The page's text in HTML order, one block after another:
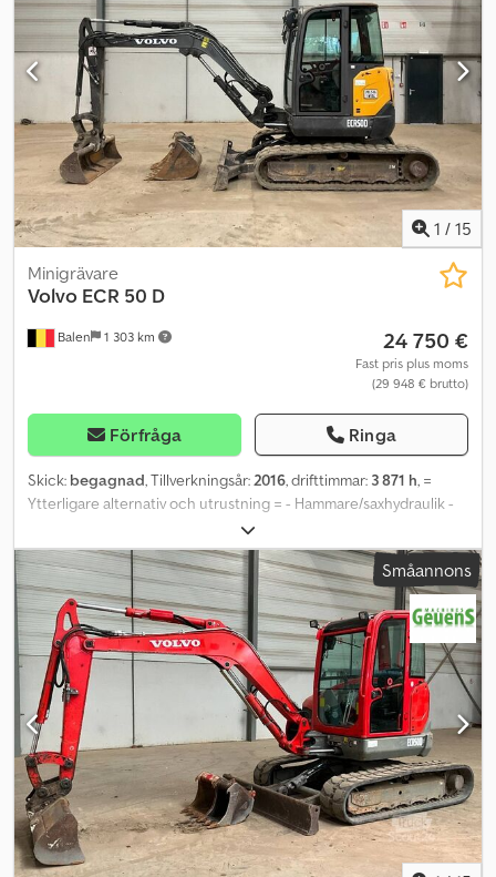
1 / 15
Balen 1 303 km
Minigrävare
Volvo ECR 50 D
24 750 €
Fast pris plus moms
(29 948 € brutto)
Förfråga Ringa
Skick: begagnad, Tillverkningsår:2016, drifttimmar: 3 871 h, =
Ytterligare alternativ och utrustning = - Hammare/saxhydraulik -
Planeringsskopa - Snabbfäste Cjdpfx Aowf Ef Noi Aorf -
Standardgrävskopa = Ytterligare information = Drivning: Band
Tomvikt: 5 010 kg Kontakta Geert Geuens för mer information.
Småannons